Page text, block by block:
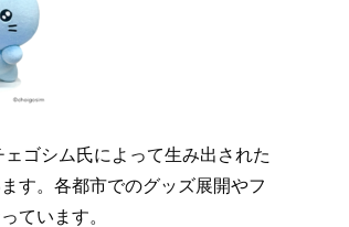
ゴシム氏によって生み出された
す。各都市でのグッズ展開やフ
ています。